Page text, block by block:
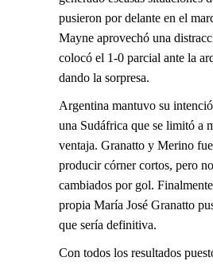
pusieron por delante en el
Mayne aprovechó una
colocó el 1-0 parcial ante la
dando la sorpresa.
Argentina mantuvo su
una Sudáfrica que se limitó a
ventaja. Granatto y Merino
producir córner cortos, pero
cambiados por gol.
propia María José Granatto
que sería definitiva.
Con todos los resultados